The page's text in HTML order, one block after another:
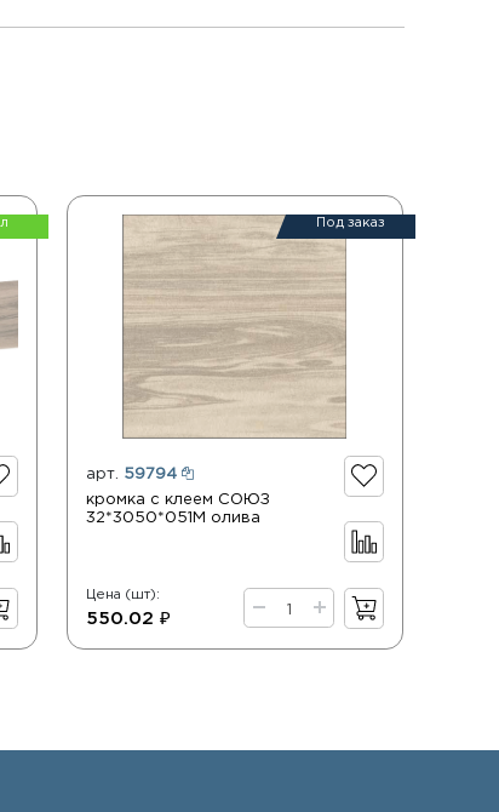
Под заказ
арт.
59794
кромка с клеем СОЮЗ
32*3050*051М олива
Цена (шт):
550.02 ₽